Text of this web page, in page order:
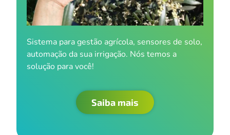
Sistema para gestão agrícola, sensores de solo,
automação da sua irrigação. Nós temos a
solução para você!
Saiba mais